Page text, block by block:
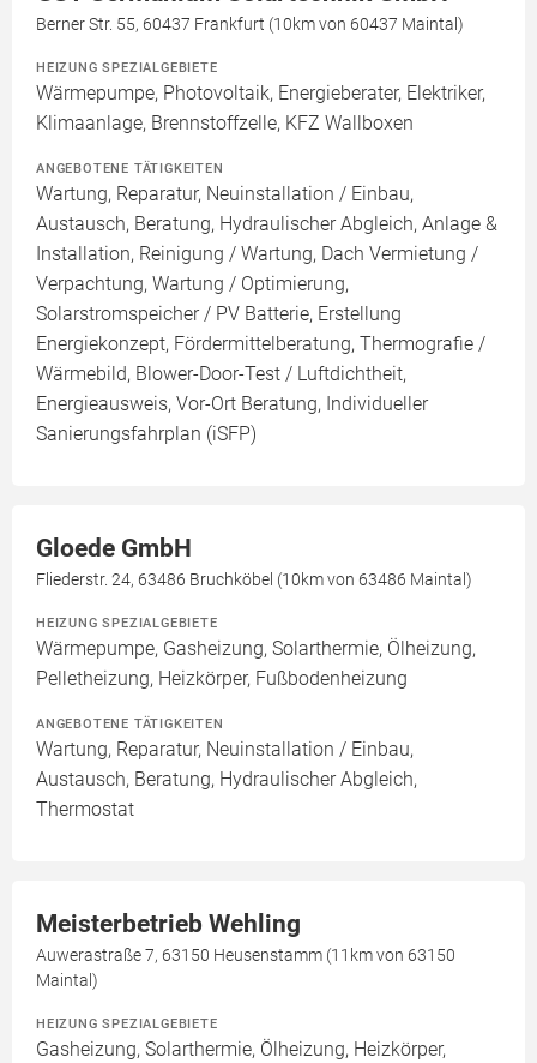
Berner Str. 55, 60437 Frankfurt (10km von 60437 Maintal)
HEIZUNG SPEZIALGEBIETE
Wärmepumpe, Photovoltaik, Energieberater, Elektriker,
Klimaanlage, Brennstoffzelle, KFZ Wallboxen
ANGEBOTENE TÄTIGKEITEN
Wartung, Reparatur, Neuinstallation / Einbau,
Austausch, Beratung, Hydraulischer Abgleich, Anlage &
Installation, Reinigung / Wartung, Dach Vermietung /
Verpachtung, Wartung / Optimierung,
Solarstromspeicher / PV Batterie, Erstellung
Energiekonzept, Fördermittelberatung, Thermografie /
Wärmebild, Blower-Door-Test / Luftdichtheit,
Energieausweis, Vor-Ort Beratung, Individueller
Sanierungsfahrplan (iSFP)
Gloede GmbH
Fliederstr. 24, 63486 Bruchköbel (10km von 63486 Maintal)
HEIZUNG SPEZIALGEBIETE
Wärmepumpe, Gasheizung, Solarthermie, Ölheizung,
Pelletheizung, Heizkörper, Fußbodenheizung
ANGEBOTENE TÄTIGKEITEN
Wartung, Reparatur, Neuinstallation / Einbau,
Austausch, Beratung, Hydraulischer Abgleich,
Thermostat
Meisterbetrieb Wehling
Auwerastraße 7, 63150 Heusenstamm (11km von 63150
Maintal)
HEIZUNG SPEZIALGEBIETE
Gasheizung, Solarthermie, Ölheizung, Heizkörper,